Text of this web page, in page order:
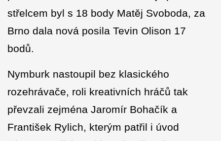
střelcem byl s 18 body Matěj Svoboda, za
Brno dala nová posila Tevin Olison 17
bodů.
Nymburk nastoupil bez klasického
rozehrávače, roli kreativních hráčů tak
převzali zejména Jaromír Bohačík a
František Rylich, kterým patřil i úvod